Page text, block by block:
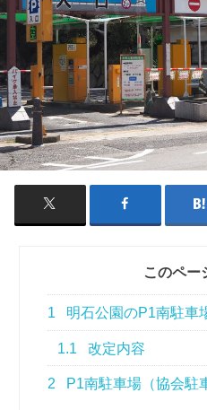
このペー
1 明石公園のP1南駐車
1.1 改定内容
2 P1南駐車場（協会